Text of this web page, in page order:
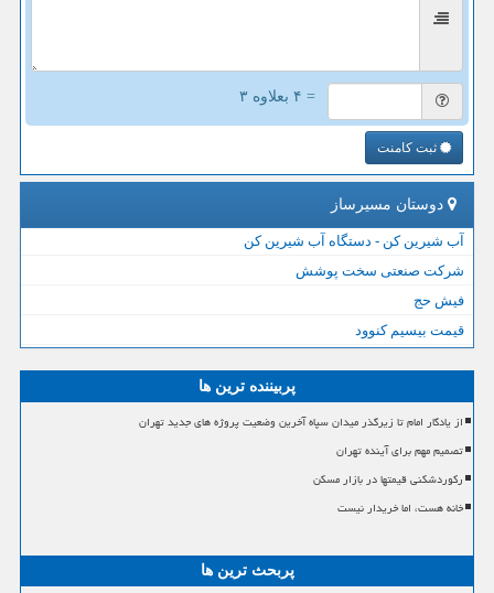
= ۴ بعلاوه ۳
ثبت کامنت
دوستان مسیرساز
آب شیرین کن - دستگاه آب شیرین کن
شرکت صنعتی سخت پوشش
فیش حج
قیمت بیسیم کنوود
پربیننده ترین ها
از یادگار امام تا زیرگذر میدان سپاه آخرین وضعیت پروژه های جدید تهران
تصمیم مهم برای آینده تهران
رکوردشکنی قیمتها در بازار مسکن
خانه هست، اما خریدار نیست
پربحث ترین ها